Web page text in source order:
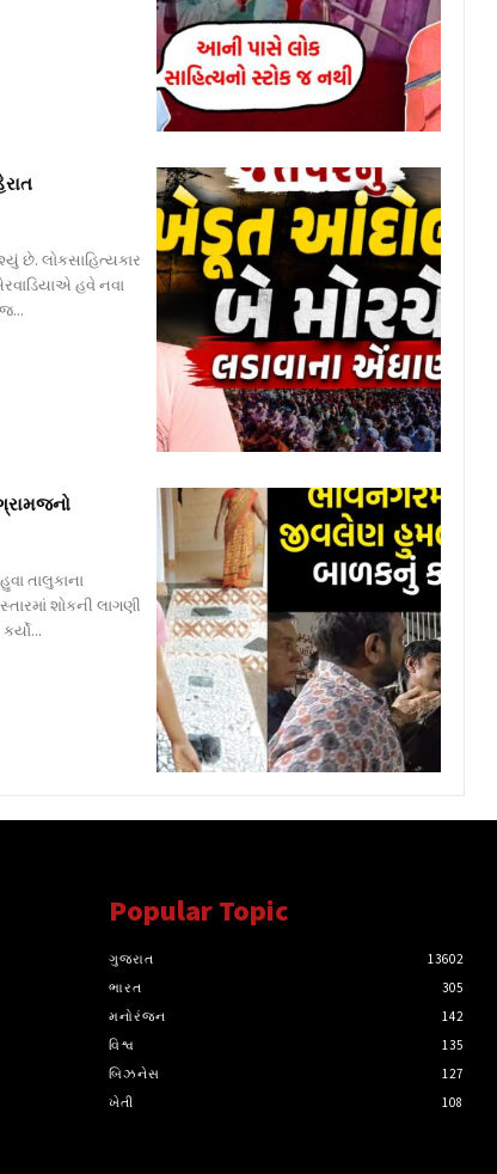
છે. લોકસાહિત્યકાર
હવે નવા
તાલુકાના
શોકની લાગણી
Popular Topic
ગુજરાત
13602
ભારત
305
મનોરંજન
142
વિશ્વ
135
બિઝનેસ
127
ખેતી
108